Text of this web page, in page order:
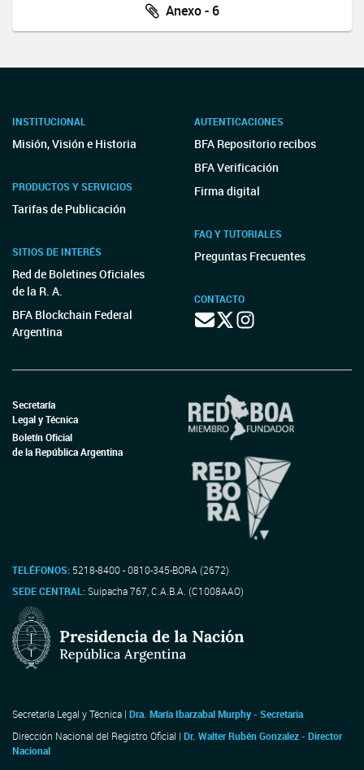
Anexo - 6
INSTITUCIONAL
Misión, Visión e Historia
PRODUCTOS Y SERVICIOS
Tarifas de Publicación
SITIOS DE INTERÉS
Red de Boletines Oficiales
de la R. A.
BFA Blockchain Federal
Argentina
AUTENTICACIONES
BFA Repositorio recibos
BFA Verificación
Firma digital
FAQ Y TUTORIALES
Preguntas Frecuentes
CONTACTO
Secretaría
Legal y Técnica
Boletín Oficial
de la República Argentina
TELÉFONOS: 5218-8400 - 0810-345-BORA (2672)
SEDE CENTRAL:Suipacha 767, C.A.B.A. (C1008AAO)
Secretaría Legal y Técnica | Dra. María Ibarzabal Murphy - Secretaria
Dirección Nacional del Registro Oficial | Dr. Walter Rubén Gonzalez - Director
Nacional